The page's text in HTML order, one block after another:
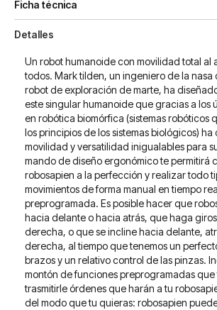
Ficha técnica
Detalles
Un robot humanoide con movilidad total al
todos. Mark tilden, un ingeniero de la nasa
robot de exploración de marte, ha
este singular humanoide que gracias a los
en robótica biomórfica (sistemas robóticos
los principios de los sistemas biológicos)
movilidad y versatilidad inigualables para
mando de diseño ergonómico te permitirá
robosapien a la perfección y realizar todo
movimientos de forma manual en tiempo
preprogramada. Es posible hacer que
hacia delante o hacia atrás, que haga
derecha, o que se incline hacia delante,
derecha, al tiempo que tenemos un
brazos y un relativo control de las pinzas.
montón de funciones preprogramadas que
trasmitirle órdenes que harán a tu
del modo que tu quieras: robosapien